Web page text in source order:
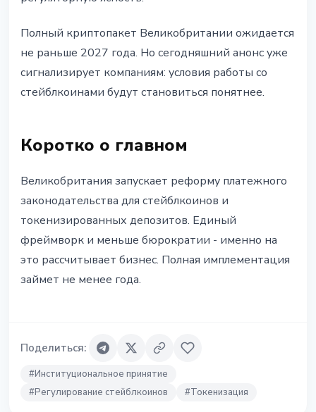
Полный криптопакет Великобритании ожидается
не раньше 2027 года. Но сегодняшний анонс уже
сигнализирует компаниям: условия работы со
стейблкоинами будут становиться понятнее.
Коротко о главном
Великобритания запускает реформу платежного
законодательства для стейблкоинов и
токенизированных депозитов. Единый
фреймворк и меньше бюрократии - именно на
это рассчитывает бизнес. Полная имплементация
займет не менее года.
Поделиться:
#Институциональное принятие
#Регулирование стейблкоинов #Токенизация